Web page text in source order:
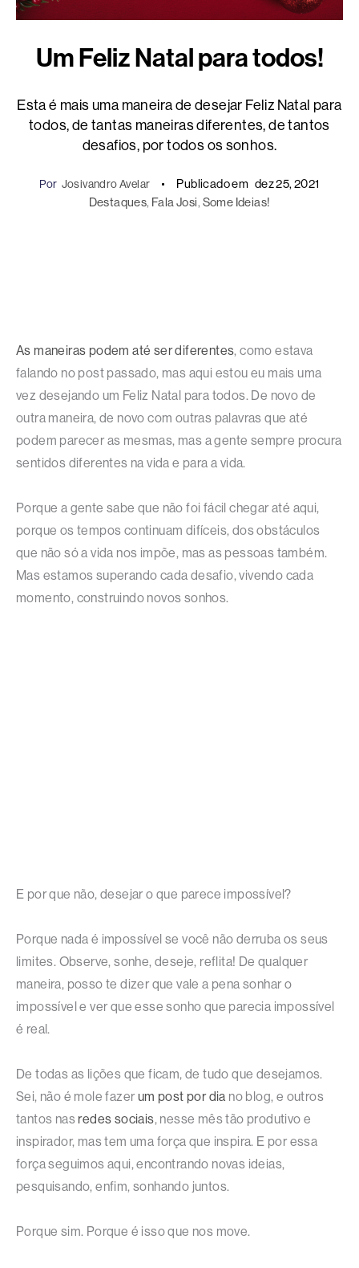
Um Feliz Natal para todos!
Esta é mais uma maneira de desejar Feliz Natal para
todos, de tantas maneiras diferentes, de tantos
desafios, por todos os sonhos.
Por Josivandro Avelar Publicado em dez 25, 2021
Destaques, Fala Josi, Some Ideias!
As maneiras podem até ser diferentes, como estava
falando no post passado, mas aqui estou eu mais uma
vez desejando um Feliz Natal para todos. De novo de
outra maneira, de novo com outras palavras que até
podem parecer as mesmas, mas a gente sempre procura
sentidos diferentes na vida e para a vida.
Porque a gente sabe que não foi fácil chegar até aqui,
porque os tempos continuam difíceis, dos obstáculos
que não só a vida nos impõe, mas as pessoas também.
Mas estamos superando cada desafio, vivendo cada
momento, construindo novos sonhos.
E por que não, desejar o que parece impossível?
Porque nada é impossível se você não derruba os seus
limites. Observe, sonhe, deseje, reflita! De qualquer
maneira, posso te dizer que vale a pena sonhar o
impossível e ver que esse sonho que parecia impossível
é real.
De todas as lições que ficam, de tudo que desejamos.
Sei, não é mole fazer um post por dia no blog, e outros
tantos nas redes sociais, nesse mês tão produtivo e
inspirador, mas tem uma força que inspira. E por essa
força seguimos aqui, encontrando novas ideias,
pesquisando, enfim, sonhando juntos.
Porque sim. Porque é isso que nos move.